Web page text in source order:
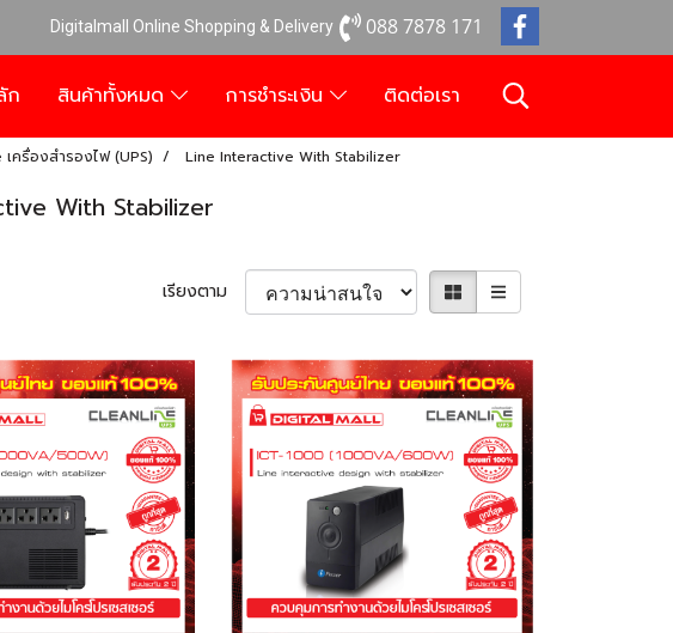
Digitalmall Online Shopping & Delivery 088 7878 171
ก สินค้าทั้งหมด การชำระเงิน ติดต่อเรา
ครื่องสำรองไฟ (UPS) Line Interactive With Stabilizer
With Stabilizer
เรียงตาม